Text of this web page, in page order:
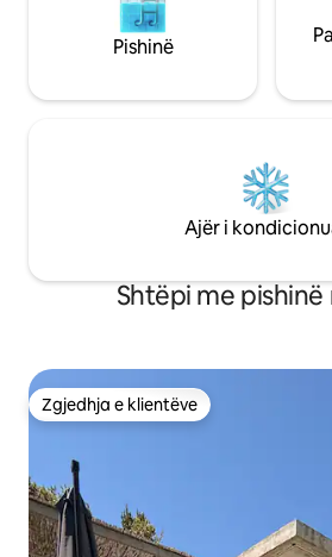
mahnitëse të Detit Adriatik. Qyteti i
Vjetër i Dubrovnikut është rreth pesë
minuta larg me makinë, ndërsa plazhi
metra larg.
Pishinë
Ajër i
Shtëpi me pishinë
Zgjedhja e klientëve
Zgjedhja e klientëve